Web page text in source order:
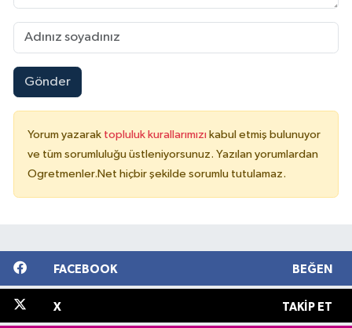
Gönder
Yorum yazarak topluluk kurallarımızı kabul etmiş bulunuyor
ve tüm sorumluluğu üstleniyorsunuz. Yazılan yorumlardan
Ogretmenler.Net hiçbir şekilde sorumlu tutulamaz.
FACEBOOK BEĞEN
X TAKIP ET